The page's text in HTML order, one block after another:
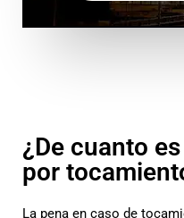
¿De cuanto
por
La pena en caso de